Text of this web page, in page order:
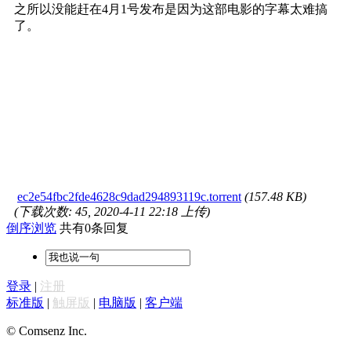
之所以没能赶在4月1号发布是因为这部电影的字幕太难搞
了。
ec2e54fbc2fde4628c9dad294893119c.torrent (157.48 KB)
(下载次数: 45, 2020-4-11 22:18 上传)
倒序浏览 共有0条回复
登录 | 注册
标准版 | 触屏版 | 电脑版 | 客户端
© Comsenz Inc.